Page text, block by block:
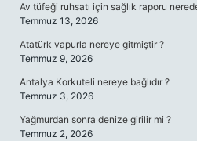
Av tüfeği ruhsatı için sağlık raporu
Temmuz 13, 2026
Atatürk vapurla nereye gitmiştir ?
Temmuz 9, 2026
Antalya Korkuteli nereye bağlıdır ?
Temmuz 3, 2026
Yağmurdan sonra denize girilir mi ?
Temmuz 2, 2026